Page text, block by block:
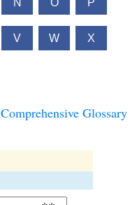
N O P
V W X
Comprehensive Glossary